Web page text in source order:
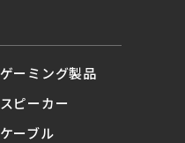
ゲーミング製品
スピーカー
ケーブル